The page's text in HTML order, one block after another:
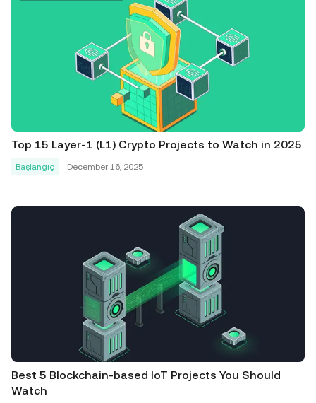
Top 15 Layer-1 (L1) Crypto Projects to Watch in 2025
Başlangıç December 16, 2025
Best 5 Blockchain-based IoT Projects You Should
Watch